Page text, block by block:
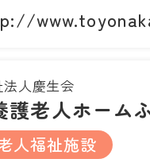
人慶生会
護老人ホーム
人福祉施設